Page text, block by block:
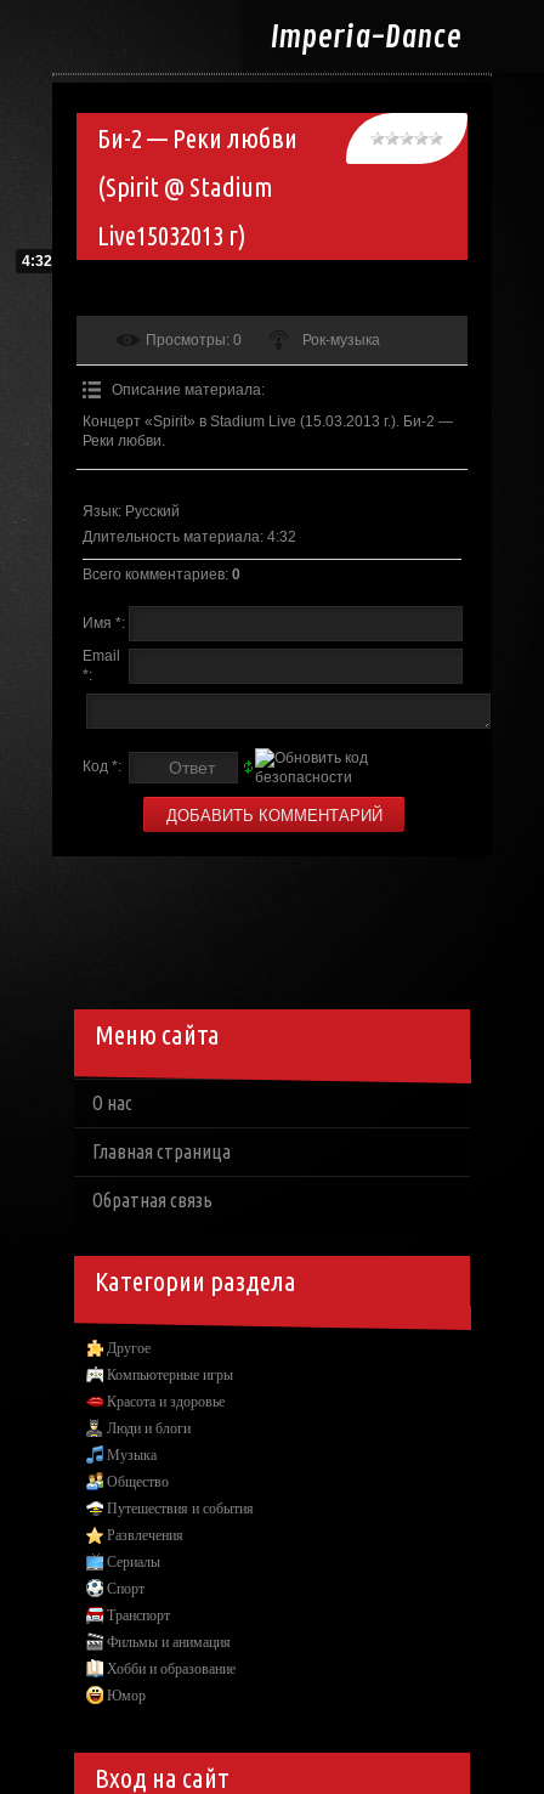
Imperia-Dance
Би-2 — Реки любви
(Spirit @ Stadium
Live15032013 г)
4:32
Просмотры: 0 Рок-музыка
Описание материала:
Концерт «Spirit» в Stadium Live (15.03.2013 г.). Би-2 —
Реки любви.
Язык: Русский
Длительность материала: 4:32
Всего комментариев: 0
Имя *:
Email
*:
Код *:
Меню сайта
О нас
Главная страница
Обратная связь
Категории раздела
Другое
Компьютерные игры
Красота и здоровье
Люди и блоги
Музыка
Общество
Путешествия и события
Развлечения
Сериалы
Спорт
Транспорт
Фильмы и анимация
Хобби и образование
Юмор
Вход на сайт